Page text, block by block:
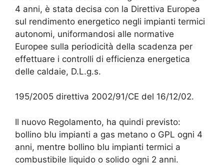
4 anni, è stata decisa con la Direttiva Europea
sul rendimento energetico negli impianti termici
autonomi, uniformandosi alle normative
Europee sulla periodicità della scadenza per
effettuare i controlli di efficienza energetica
delle caldaie, D.L.g.s.
195/2005 direttiva 2002/91/CE del 16/12/02.
Il nuovo Regolamento, ha quindi previsto:
bollino blu impianti a gas metano o GPL ogni 4
anni, mentre bollino blu impianti termici a
combustibile liquido o solido ogni 2 anni.